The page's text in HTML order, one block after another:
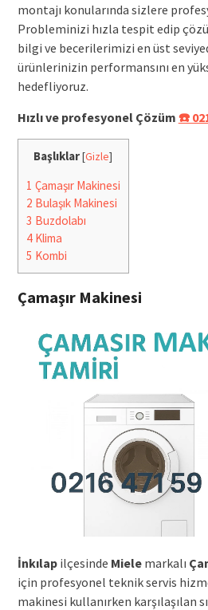
montajı konularında sizlere
Probleminizi hızla tespit edip
bilgi ve becerilerimizi en üst
ürünlerinizin performansını en
hedefliyoruz.
Hızlı ve profesyonel Çözüm ☎️
Başlıklar[Gizle]
1 Çamaşır Makinesi
2 Bulaşık Makinesi
3 Buzdolabı
4Klima
5 Kombi
Çamaşır Makinesi
İnkılapilçesinde Mielemarkalı
için profesyonel teknik servis
makinesi kullanırken karşılaşılan